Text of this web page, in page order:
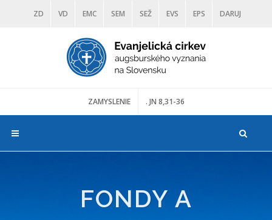
ZD VD EMC SEM SEŽ EVS EPS DARUJ
DIAKONIA ŠKOLY TRANOSCIUS
ZAMYSLENIE . JN 8,31-36
FONDY A